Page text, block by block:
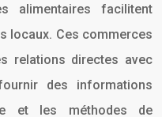
alimentaires facilitent
locaux. Ces commerces
relations directes avec
des informations
et les méthodes de